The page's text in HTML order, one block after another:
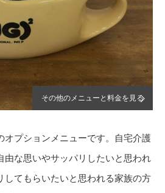
その他のメニューと料金を見る
オプションメニューです。自宅介護
由な思いやサッパリしたいと思われ
してもらいたいと思われる家族の方